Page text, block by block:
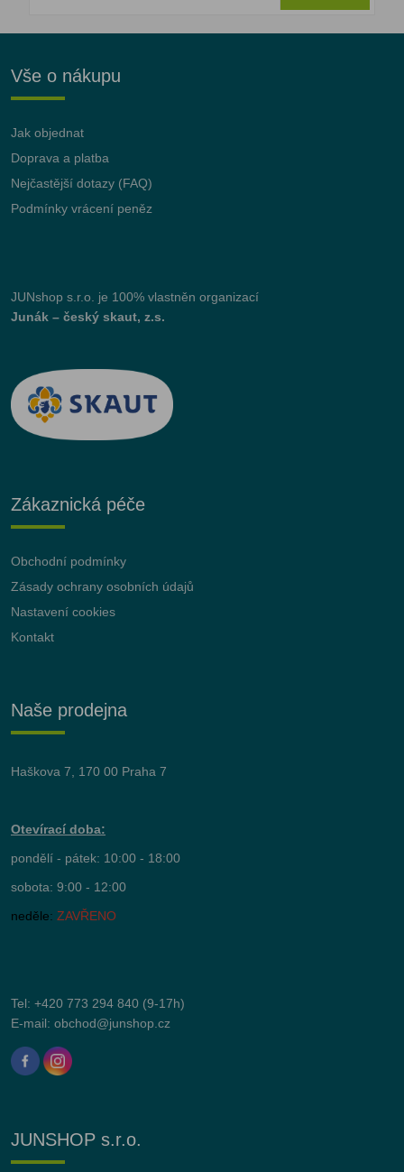
Vše o nákupu
Jak objednat
Doprava a platba
Nejčastější dotazy (FAQ)
Podmínky vrácení peněz
JUNshop s.r.o.
je 100% vlastněn organizací
Junák – český skaut, z.s.
Zákaznická péče
Obchodní podmínky
Zásady ochrany osobních údajů
Nastavení cookies
Kontakt
Naše prodejna
Haškova 7, 170 00 Praha 7
Otevírací doba:
pondělí - pátek: 10:00 - 18:00
sobota: 9:00 - 12:00
neděle: ZAVŘENO
Tel: +420 773 294 840 (9-17h)
E-mail: obchod@junshop.cz
JUNSHOP s.r.o.